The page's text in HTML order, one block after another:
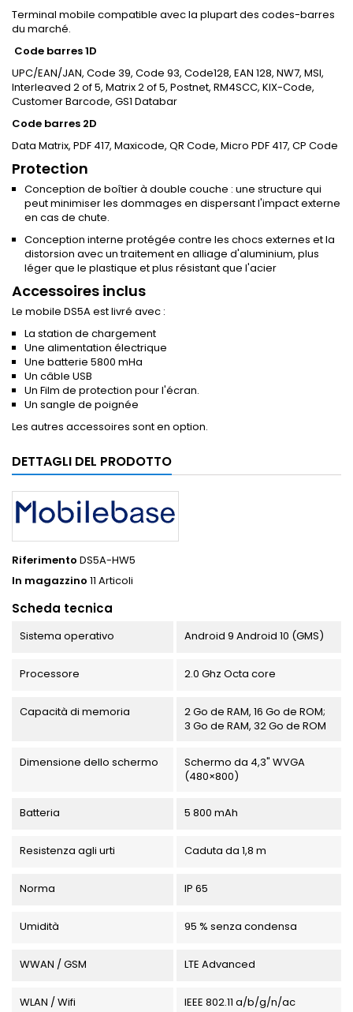
Terminal mobile compatible avec la plupart des codes-barres
du marché.
Code barres 1D
UPC/EAN/JAN, Code 39, Code 93, Code128, EAN 128, NW7, MSI,
Interleaved 2 of 5, Matrix 2 of 5, Postnet, RM4SCC, KIX-Code,
Customer Barcode, GS1 Databar
Code barres 2D
Data Matrix, PDF 417, Maxicode, QR Code, Micro PDF 417, CP Code
Protection
Conception de boîtier à double couche : une structure qui
peut minimiser les dommages en dispersant l'impact externe
en cas de chute.
Conception interne protégée contre les chocs externes et la
distorsion avec un traitement en alliage d'aluminium, plus
léger que le plastique et plus résistant que l'acier
Accessoires inclus
Le mobile DS5A est livré avec :
La station de chargement
Une alimentation électrique
Une batterie 5800 mHa
Un câble USB
Un Film de protection pour l'écran.
Un sangle de poignée
Les autres accessoires sont en option.
DETTAGLI DEL PRODOTTO
Riferimento DS5A-HW5
In magazzino 11 Articoli
Scheda tecnica
Sistema operativo Android 9 Android 10 (GMS)
Processore 2.0 Ghz Octa core
Capacità di memoria
2 Go de RAM, 16 Go de ROM;
3 Go de RAM, 32 Go de ROM
Dimensione dello schermo
Schermo da 4,3" WVGA
(480×800)
Batteria 5 800 mAh
Resistenza agli urti Caduta da 1,8 m
Norma IP 65
Umidità 95 % senza condensa
WWAN / GSM LTE Advanced
WLAN / Wifi IEEE 802.11 a/b/g/n/ac